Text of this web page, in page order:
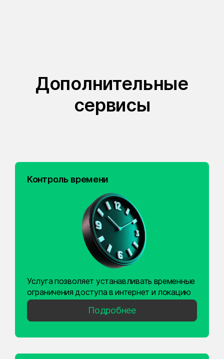
Дополнительные
сервисы
Контроль времени
Услуга позволяет устанавливать временные
ограничения доступа в интернет и локацию
Подробнее